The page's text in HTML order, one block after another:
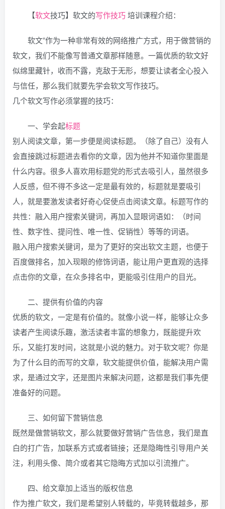
【软文技巧】软文的写作技巧培训课程介绍：
软文”作为一种非常有效的网络推广方式，用于做营销的
软文，我们不能像写普通文章那样随意。一篇优质的软文好
似绵里藏针，收而不露，克敌于无形，想要让读者全心投入
与信任，那么我们就要先学会软文写作技巧。
几个软文写作必须掌握的技巧：
一、学会起标题
别人阅读文章，第一步便是阅读标题。（除了自己）没有人
会直接跳过标题进去看你的文章，因为他并不知道你里面是
什么内容。很多人喜欢用标题党的形式去吸引人，虽然很多
人反感，但不得不多这一定是最有效的，标题就是要吸引
人，就是要激发读者好奇心促使点击阅读文章。标题写作的
共性：融入用户搜索关键词，再加入显眼词语如：（时间
性、数字性、提问性、唯一性、促销性）等等的词语。
融入用户搜索关键词，是为了更好的突出软文主题，也便于
百度做排名，加入现眼的修饰词语，能让用户更直观的选择
点击你的文章，在众多排名中，更能吸引住用户的目光。
二、提供有价值的内容
优质的软文，一定是有价值的。就像小说一样，能够让众多
读者产生阅读乐趣，激活读者丰富的想象力，既能提升欢
乐，又能打发时间，这就是小说的魅力。对于软文呢？你是
为了什么目的而写的文章，软文能提供价值，能解决用户需
求，是通过文字，还是图片来解决问题，这都是我们事先便
准备好的问题。
三、如何留下营销信息
既然是做营销软文，那么就要做好营销广告信息，我们是直
白的打广告，加联系方式或者链接；还是隐晦性引导用户关
注，利用头像、简介或者其它隐晦方式加以引流推广。
四、给文章加上适当的版权信息
作为推广软文，我们是希望别人转载的，毕竟转载越多，那